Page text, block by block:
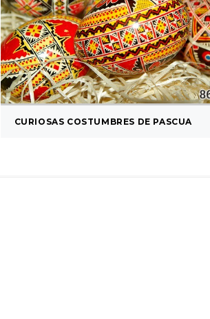
CURIOSAS COSTUMBRES DE PASCUA